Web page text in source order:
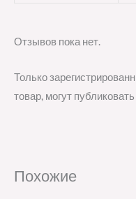
Отзывов пока нет.
Только
товар, могут
Похожие